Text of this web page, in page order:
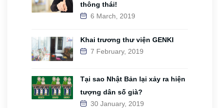
thông thái!
6 March, 2019
Khai trương thư viện GENKI
7 February, 2019
Tại sao Nhật Bản lại xảy ra hiện
tượng dân số già?
30 January, 2019